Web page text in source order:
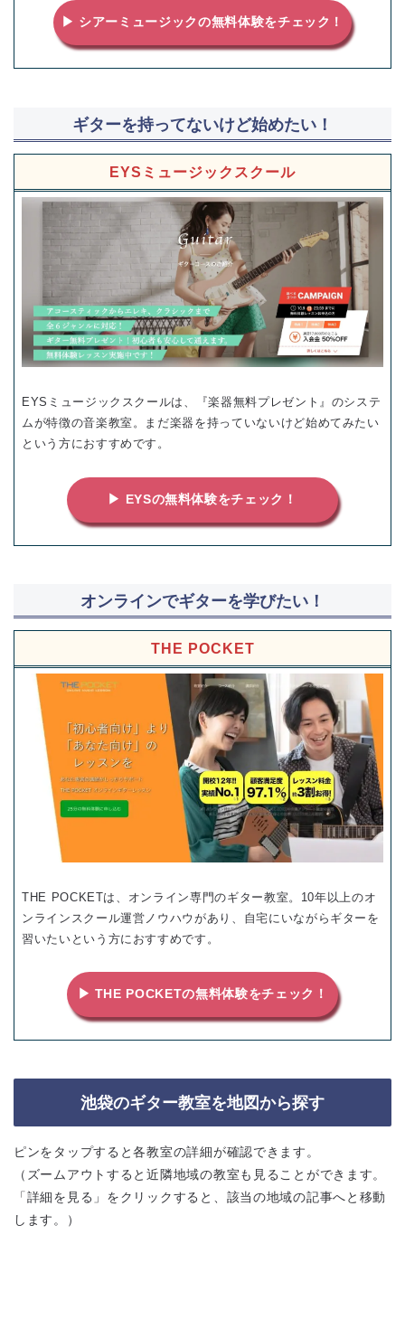
▶ シアーミュージックの無料体験をチェック！
ギターを持ってないけど始めたい！
EYSミュージックスクール
EYSミュージックスクールは、『楽器無料プレゼント』のシステ
ムが特徴の音楽教室。まだ楽器を持っていないけど始めてみたい
という方におすすめです。
▶ EYSの無料体験をチェック！
オンラインでギターを学びたい！
THE POCKET
THE POCKETは、オンライン専門のギター教室。10年以上のオ
ンラインスクール運営ノウハウがあり、自宅にいながらギターを
習いたいという方におすすめです。
▶ THE POCKETの無料体験をチェック！
池袋のギター教室を地図から探す
ピンをタップすると各教室の詳細が確認できます。
（ズームアウトすると近隣地域の教室も見ることができます。
「詳細を見る」をクリックすると、該当の地域の記事へと移動
します。）